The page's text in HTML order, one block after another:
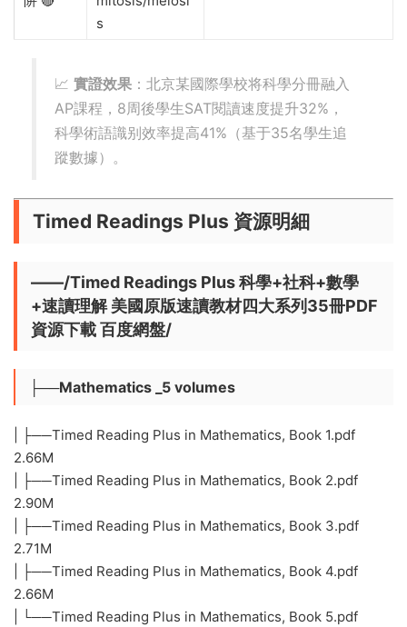
s
📈 ​ ​實證效果​ ​：北京某國際學校将科學分冊融入
AP課程，8周後學生SAT閱讀速度提升32%，
科學術語識别效率提高41%（基于35名學生追
蹤數據）。
Timed Readings Plus 資源明細
——/Timed Readings Plus 科學+社科+數學
+速讀理解 美國原版速讀教材四大系列35冊PDF
資源下載 百度網盤/
├──Mathematics _5 volumes
| ├──Timed Reading Plus in Mathematics, Book 1.pdf
2.66M
| ├──Timed Reading Plus in Mathematics, Book 2.pdf
2.90M
| ├──Timed Reading Plus in Mathematics, Book 3.pdf
2.71M
| ├──Timed Reading Plus in Mathematics, Book 4.pdf
2.66M
| └──Timed Reading Plus in Mathematics, Book 5.pdf